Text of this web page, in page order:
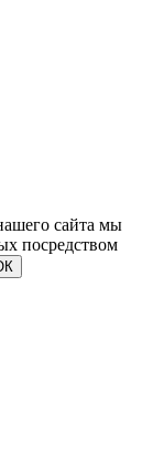
сайта мы
посредством